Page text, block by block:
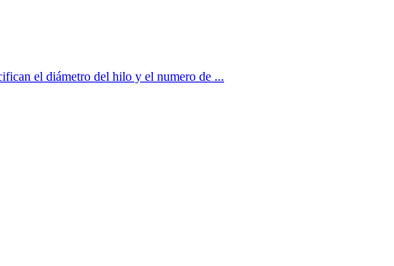
el diámetro del hilo y el numero de ...